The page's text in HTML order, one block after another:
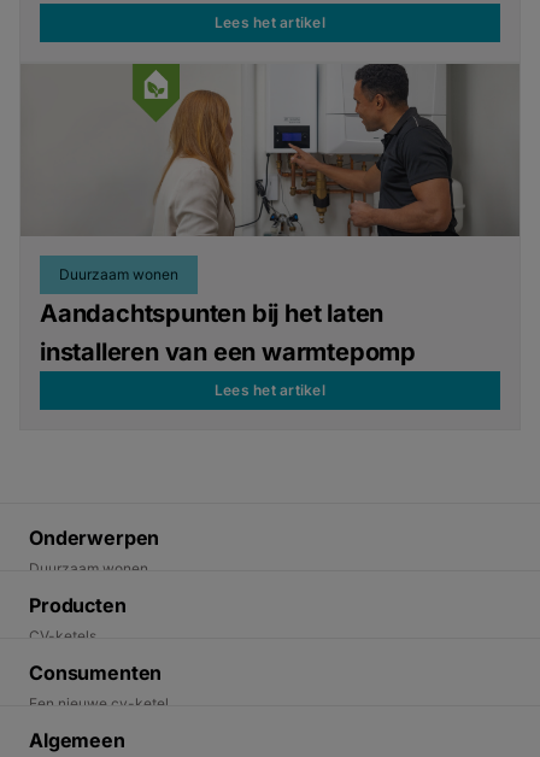
Lees het artikel
Duurzaam wonen
Aandachtspunten bij het laten
installeren van een warmtepomp
Lees het artikel
Onderwerpen
Duurzaam wonen
Energietransitie
Duurzame oplossingen
Producten
CV-ketels
Elektrische warmtepompen
Hybride warmtepompen
Warmtepompen kennispagina
Consumenten
Een nieuwe cv-ketel
Ik wil duurzaam wonen
Algemeen